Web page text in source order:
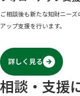
ご相談後も新たな知財ニー
アップ支援を行います。
詳しく見る
相談・支援